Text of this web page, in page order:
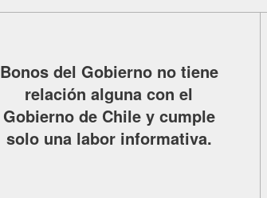
Bonos del Gobierno no tiene
relación alguna con el
Gobierno de Chile y cumple
solo una labor informativa.